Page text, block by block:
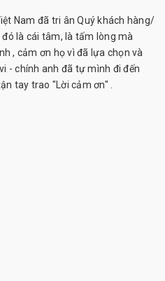
Nam đã tri ân Quý khách hàng/
là cái tâm, là tấm lòng mà
, cảm ơn họ vì đã lựa chọn và
- chính anh đã tự mình đi đến
tay trao "Lời cảm ơn" .